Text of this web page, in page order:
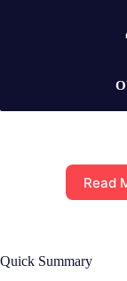
Read
Quick Summary